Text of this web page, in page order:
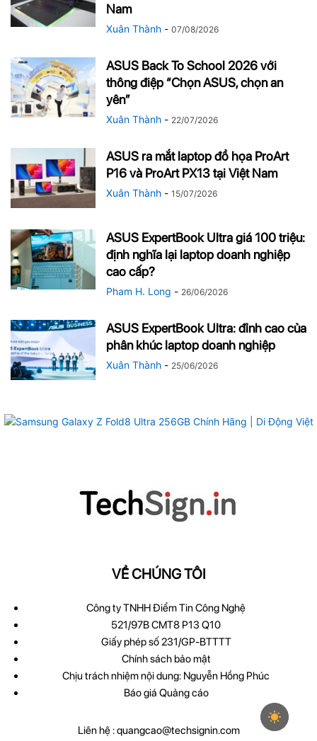
Nam
Xuân Thành - 07/08/2026
ASUS Back To School 2026 với
thông điệp “Chọn ASUS, chọn an
yên”
Xuân Thành - 22/07/2026
ASUS ra mắt laptop đồ họa ProArt
P16 và ProArt PX13 tại Việt Nam
Xuân Thành - 15/07/2026
ASUS ExpertBook Ultra giá 100 triệu:
định nghĩa lại laptop doanh nghiệp
cao cấp?
Pham H. Long - 26/06/2026
ASUS ExpertBook Ultra: đỉnh cao của
phân khúc laptop doanh nghiệp
Xuân Thành - 25/06/2026
VỀ CHÚNG TÔI
Công ty TNHH Điểm Tin Công Nghệ
521/97B CMT8 P13 Q10
Giấy phép số 231/GP-BTTTT
Chính sách bảo mật
Chịu trách nhiệm nội dung: Nguyễn Hồng Phúc
Báo giá Quảng cáo
Liên hệ :quangcao@techsignin.com